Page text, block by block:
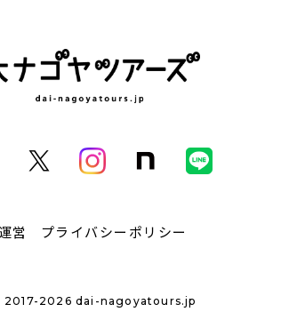
運営 プライバシーポリシー
2017-2026 dai-nagoyatours.jp